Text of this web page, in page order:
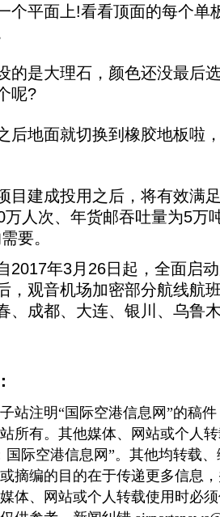
个平面上!看看顶面的每个单
是大理石，颜色还没最后
呢?
地面就切换到橡胶地板啦
建成投用之后，将有效满
万人次、年货邮吞吐量为5万
要。
年3月26日起，全面启动
，观音机场加密部分航线航
、成都、大连、银川、乌鲁
注明“国际空港信息网”的稿件
所有。其他媒体、网站或个人
国际空港信息网”。其他均转载
摘编的目的在于传递更多信息
体、网站或个人转载使用时必